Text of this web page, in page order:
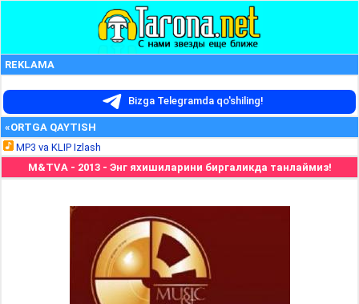
REKLAMA
Bizga Telegramda qo'shiling!
«ORTGA QAYTISH
MP3 va KLIP Izlash
M&TVA - 2013 - Энг яхишиларини биргаликда танлаймиз!